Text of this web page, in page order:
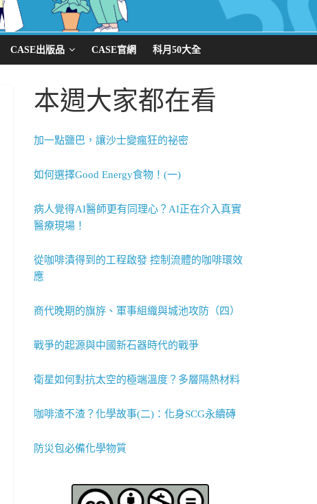
CASE出版品 CASE官網 科月50大全
本週大家都在看
加一點鹽巴，讓沙士變瘋狂的祕密
如何選擇Good Energy食物！(一)
病人覺得AI醫師更有同理心？AI正在介入真實
醫療現場！
從咖啡漬得到的工程啟發 控制流體的咖啡環效
應
商代晚期的旗斿、軍事組織與城池攻防（四）
戰爭的起源與中國新石器時代的戰爭
衛星如何對抗太空的極端溫度？多層隔熱材料
咖啡渣不渣？化學故事(二)：化身SCG永續磚
防災包必備化學物質